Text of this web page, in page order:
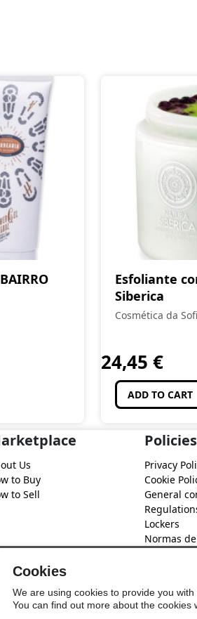
Esfoliante
Siberica
Cosmética da
24,45 €
ADD TO CART
Us
to Buy
to Sell
Policies
Privacy
Cookie
General
Lockers
Normas
Cookies
We are using cookies to provide you
You can find out more about the cookies